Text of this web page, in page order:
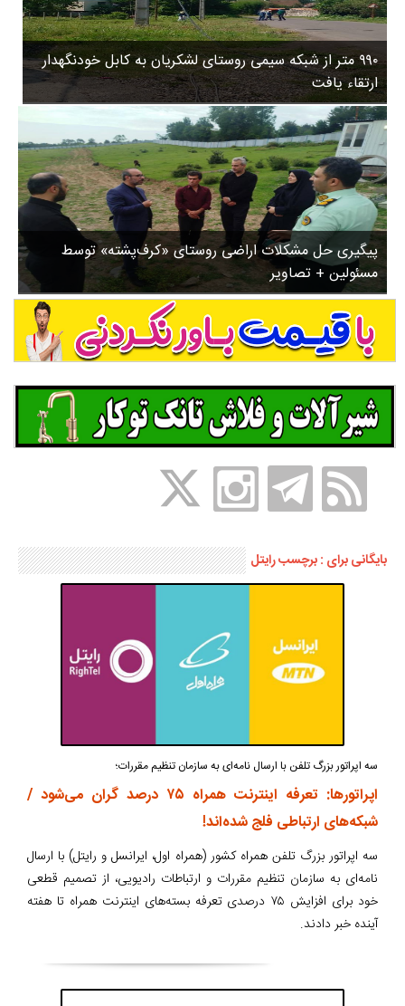
روستاها
ورزشی
سیاسی
چندرسانه ای
مسیر گردشگری دیلمان
درباره ما
۹۹۰ متر از شبکه سیمی روستای لشکریان به کابل خودنگهدار
ارتقاء یافت
پیگیری حل مشکلات اراضی روستای «کرف‌پشته» توسط
مسئولین + تصاویر
۳
۵
۸
ب
ا
ز
ن
ش
س
ت
ش
د
.
بایگانی برای : برچسب رایتل
سه اپراتور بزرگ تلفن با ارسال نامه‌ای به سازمان تنظیم مقررات؛
اپراتورها: تعرفه اینترنت همراه ۷۵ درصد گران می‌شود /
شبکه‌های ارتباطی فلج شده‌اند!
سه اپراتور بزرگ تلفن همراه کشور (همراه اول، ایرانسل و رایتل) با ارسال
نامه‌ای به سازمان تنظیم مقررات و ارتباطات رادیویی، از تصمیم قطعی
خود برای افزایش ۷۵ درصدی تعرفه بسته‌های اینترنت همراه تا هفته
آینده خبر دادند.